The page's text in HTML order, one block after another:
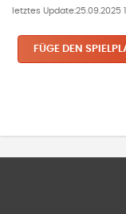
letztes Update:25.09.2025
FÜGE DEN